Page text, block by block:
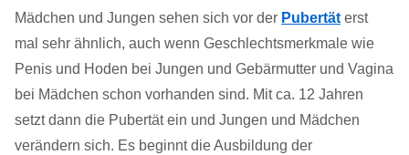
Mädchen und Jungen sehen sich vor der Pubertät erst
mal sehr ähnlich, auch wenn Geschlechtsmerkmale wie
Penis und Hoden bei Jungen und Gebärmutter und Vagina
bei Mädchen schon vorhanden sind. Mit ca. 12 Jahren
setzt dann die Pubertät ein und Jungen und Mädchen
verändern sich. Es beginnt die Ausbildung der